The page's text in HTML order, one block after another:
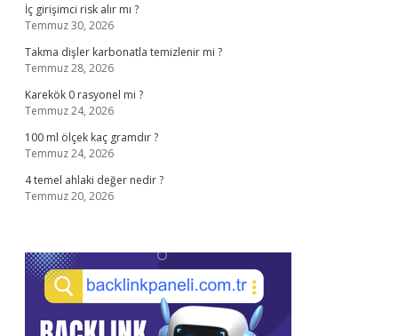
İç girişimci risk alır mı ?
Temmuz 30, 2026
Takma dişler karbonatla temizlenir mi ?
Temmuz 28, 2026
Karekök 0 rasyonel mi ?
Temmuz 24, 2026
100 ml ölçek kaç gramdır ?
Temmuz 24, 2026
4 temel ahlaki değer nedir ?
Temmuz 20, 2026